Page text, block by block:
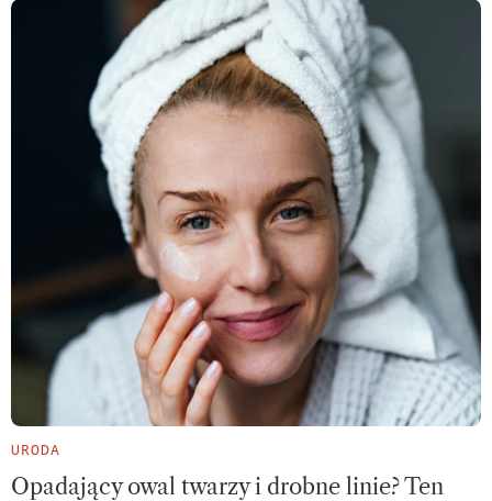
URODA
Opadający owal twarzy i drobne linie? Ten